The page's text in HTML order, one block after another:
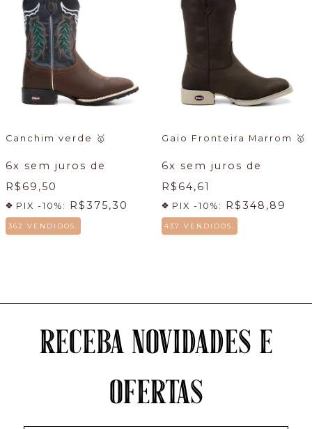
Canchim verde 🥇
6x sem juros de
R$69,50
PIX -10%: R$375,30
362 VENDIDOS.
Gaio Fronteira Marrom 🥇
6x sem juros de
R$64,61
PIX -10%: R$348,89
437 VENDIDOS.
RECEBA NOVIDADES E
OFERTAS